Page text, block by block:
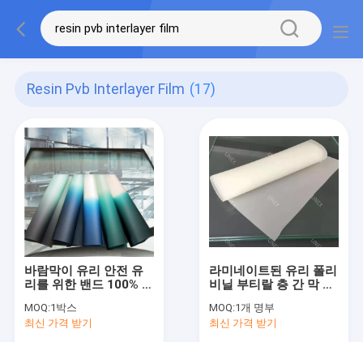
Resin Pvb Interlayer Film (17)
바람막이 유리 안전 유
리를 위한 밴드 100% 신
필름 0.76 Mm를 착색하
십시오
MOQ:1박스
최신 가격 받기
라미네이트된 유리 폴리
비닐 부티랄 층 간 막 폴
0.76 밀리미터
MOQ:1개 명부
최신 가격 받기